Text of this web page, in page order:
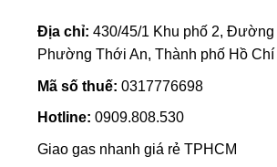
Địa chỉ: 430/45/1 Khu phố 2, Đường
Phường Thới An, Thành phố Hồ Chí
Mã số thuế: 0317776698
Hotline: 0909.808.530
Giao gas nhanh giá rẻ TPHCM